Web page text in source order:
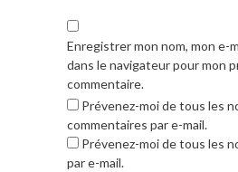
Enregistrer mon nom, mon e-
dans le navigateur pour mon
commentaire.
Prévenez-moi de tous les
commentaires par e-mail.
Prévenez-moi de tous les
par e-mail.